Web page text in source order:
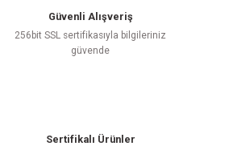
Güvenli Alışveriş
256bit SSL sertifikasıyla bilgileriniz
güvende
Sertifikalı Ürünler